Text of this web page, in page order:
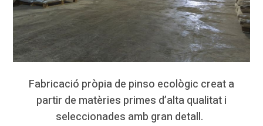
Fabricació pròpia de pinso ecològic creat a
partir de matèries primes d’alta qualitat i
seleccionades amb gran detall.